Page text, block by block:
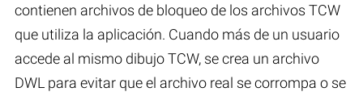
contienen archivos de bloqueo de los archivos TCW
que utiliza la aplicación. Cuando más de un usuario
accede al mismo dibujo TCW, se crea un archivo
DWL para evitar que el archivo real se corrompa o se